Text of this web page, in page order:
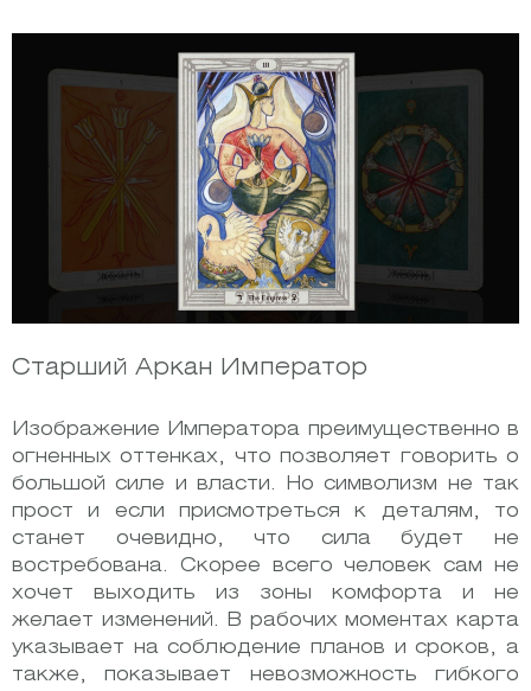
Старший Аркан Император
Изображение Императора преимущественно в
огненных оттенках, что позволяет говорить о
большой силе и власти. Но символизм не так
прост и если присмотреться к деталям, то
станет очевидно, что сила будет не
востребована. Скорее всего человек сам не
хочет выходить из зоны комфорта и не
желает изменений. В рабочих моментах карта
указывает на соблюдение планов и сроков, а
также, показывает невозможность гибкого